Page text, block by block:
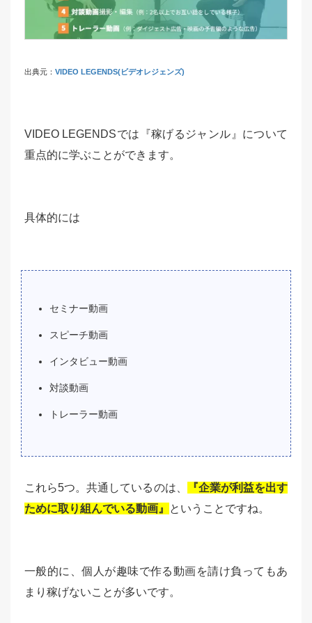
出典元： VIDEO LEGENDS(ビデオレジェンズ)
VIDEO LEGENDSでは『稼げるジャンル』について
重点的に学ぶことができます。
具体的には
セミナー動画
スピーチ動画
インタビュー動画
対談動画
トレーラー動画
これら5つ。共通しているのは、
『企業が利益を出す
ために取り組んでいる動画』
ということですね。
一般的に、個人が趣味で作る動画を請け負ってもあ
まり稼げないことが多いです。